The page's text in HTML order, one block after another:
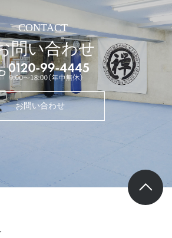
CONTACT
問い合わせ
お問い合わせ